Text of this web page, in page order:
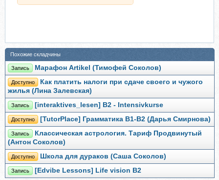
Похожие складчины
Запись Марафон Artikel (Тимофей Соколов)
Доступно
Как платить налоги при сдаче своего и чужого
жилья (Лина Залевская)
Запись [interaktives_lesen] B2 - Intensivkurse
Доступно [TutorPlace] Грамматика В1-B2 (Дарья Смирнова)
Запись
Классическая астрология. Тариф Продвинутый
(Антон Соколов)
Доступно Школа для дураков (Саша Соколов)
Запись [Edvibe Lessons] Life vision B2